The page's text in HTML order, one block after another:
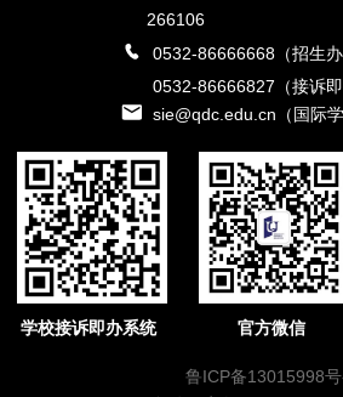
266106
0532-86666668（招生办
0532-86666827（接诉即
sie@qdc.edu.cn（国际学
学校接诉即办系统 官方微信
鲁ICP备13015998